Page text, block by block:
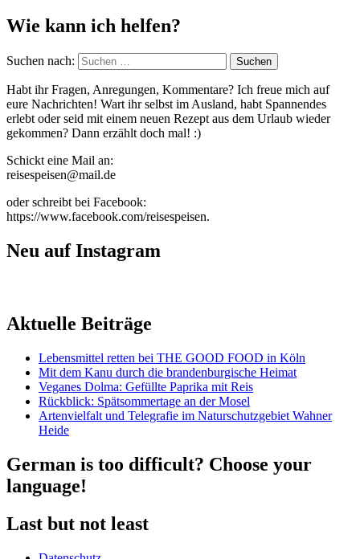
Wie kann ich helfen?
Suchen nach:
Habt ihr Fragen, Anregungen, Kommentare? Ich freue mich auf
eure Nachrichten! Wart ihr selbst im Ausland, habt Spannendes
erlebt oder seid mit einem neuen Rezept aus dem Urlaub wieder
gekommen? Dann erzählt doch mal! :)
Schickt eine Mail an:
reisespeisen@mail.de
oder schreibt bei Facebook:
https://www.facebook.com/reisespeisen.
Neu auf Instagram
Aktuelle Beiträge
Lebensmittel retten bei THE GOOD FOOD in Köln
Mit dem Kanu durch die brandenburgische Heimat
Veganes Dolma: Gefüllte Paprika mit Reis
Rückblick: Spätsommertage an der Mosel
Artenvielfalt und Telegrafie im Naturschutzgebiet Wahner
Heide
German is too difficult? Choose your
language!
Last but not least